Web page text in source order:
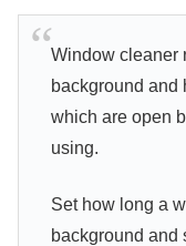
Window cleaner
background and
which are open
using.
Set how long a
background and